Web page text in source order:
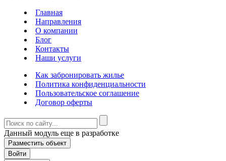
Главная
Направления
О компании
Блог
Контакты
Наши услуги
Как забронировать жилье
Политика конфиденциальности
Пользовательское соглашение
Договор оферты
Данный модуль еще в разработке
Разместить объект
Войти